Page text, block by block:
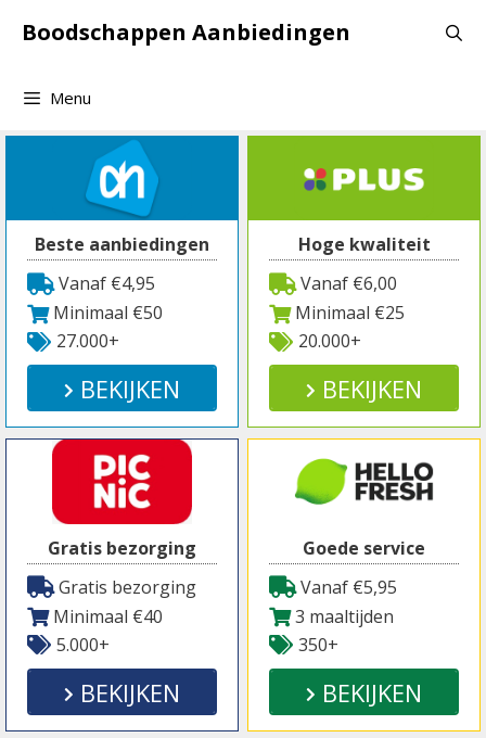
naarBoodschappen Aanbiedingen
Menu
Beste aanbiedingen
Vanaf €4,95
Minimaal €50
27.000+
BEKIJKEN
Hoge kwaliteit
Vanaf €6,00
Minimaal €25
20.000+
BEKIJKEN
Gratis bezorging
Gratis bezorging
Minimaal €40
5.000+
BEKIJKEN
Goede service
Vanaf €5,95
3 maaltijden
350+
BEKIJKEN